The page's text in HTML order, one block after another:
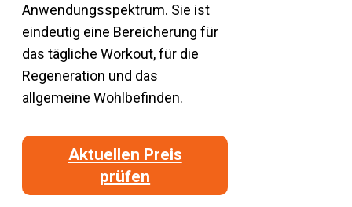
Anwendungsspektrum. Sie ist
eindeutig eine Bereicherung für
das tägliche Workout, für die
Regeneration und das
allgemeine Wohlbefinden.
Aktuellen Preis
prüfen